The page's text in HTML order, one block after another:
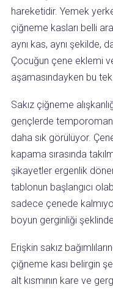
hareketidir. Yemek
çiğneme kasları belli
aynı kas, aynı şekilde,
Çocuğun çene eklemi
aşamasındayken bu
Sakız çiğneme
gençlerde
daha sık görülüyor.
kapama sırasında
şikayetler ergenlik
tablonun başlangıcı
sadece çenede
boyun gerginliği
Erişkin sakız
çiğneme kası belirgin
alt kısmının kare ve